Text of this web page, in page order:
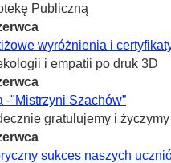
Publiczną
wyróżnienia i
i empatii po druk 3D
-"Mistrzyni Szachów”
gratulujemy i
sukces naszych